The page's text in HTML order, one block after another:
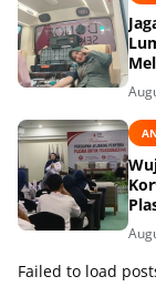
Failed to load